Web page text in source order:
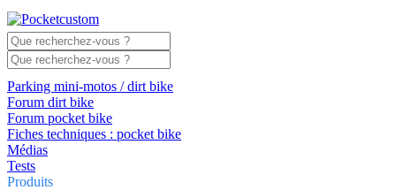
Parking mini-motos / dirt bike
Forum dirt bike
Forum pocket bike
Fiches techniques : pocket bike
Médias
Tests
Produits